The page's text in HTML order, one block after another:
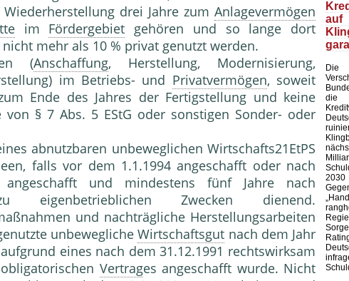
Wiederherstellung drei Jahre zum Anlagevermögen
im Fördergebiet gehören und so lange dort
mehr als 10 % privat genutzt werden.
(Anschaffung, Herstellung, Modernisierung,
im Betriebs- und Privatvermögen, soweit
Ende des Jahres der Fertigstellung und keine
von § 7 Abs. 5 EStG oder sonstigen Sonder- oder
abnutzbaren unbeweglichen Wirtschafts21EtPS
falls vor dem 1.1.1994 angeschafft oder nach
angeschafft und mindestens fünf Jahre nach
Zwecken dienend.
und nachträgliche Herstellungsarbeiten
unbeweglicheWirtschaftsgut nach dem Jahr
eines nach dem 31.12.1991 rechtswirksam
Vertrages angeschafft wurde. Nicht
auf
die